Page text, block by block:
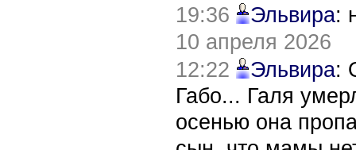
19:36
Эльвира:
10 апреля 2026
12:22
Эльвира:
Габо... Галя
осенью она